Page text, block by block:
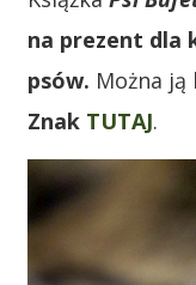
na prezent dla
psów. Można
Znak TUTAJ.